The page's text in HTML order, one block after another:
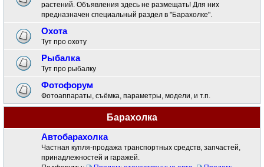
растений. Объявления здесь не размещать! Для них
предназначен специальный раздел в "Барахолке".
Охота
Тут про охоту
Рыбалка
Тут про рыбалку
Фотофорум
Фотоаппараты, съёмка, параметры, модели, и т.п.
Барахолка
Автобарахолка
Частная купля-продажа транспортных средств, запчастей,
принадлежностей и гаражей.